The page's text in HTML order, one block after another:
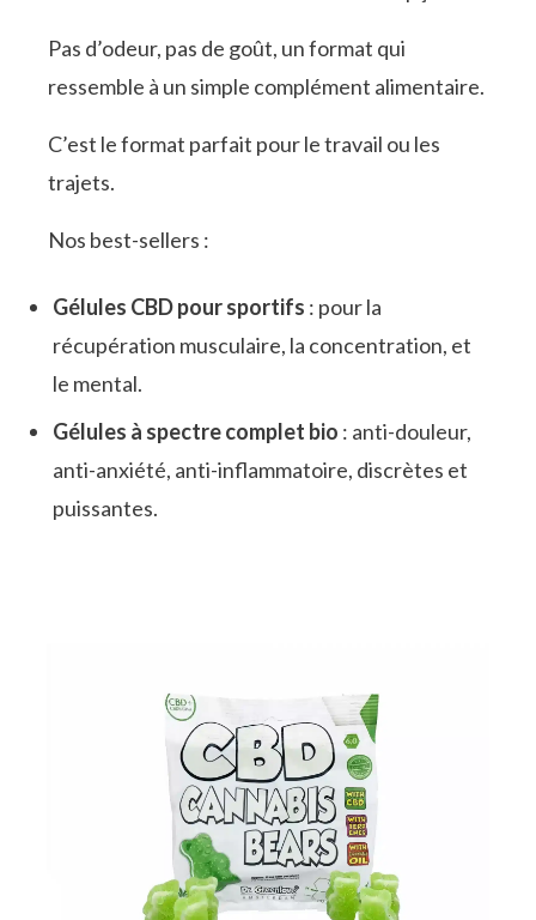
Pas d’odeur, pas de goût, un format qui
ressemble à un simple complément alimentaire.
C’est le format parfait pour le travail ou les
trajets.
Nos best-sellers :
Gélules CBD pour sportifs : pour la
récupération musculaire, la concentration, et
le mental.
Gélules à spectre complet bio : anti-douleur,
anti-anxiété, anti-inflammatoire, discrètes et
puissantes.